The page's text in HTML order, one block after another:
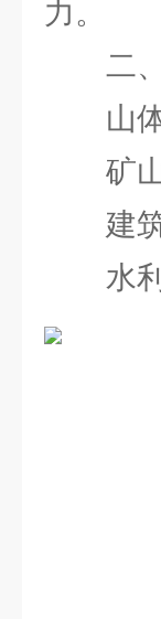
力。
二、
山体
矿山
建筑
水利